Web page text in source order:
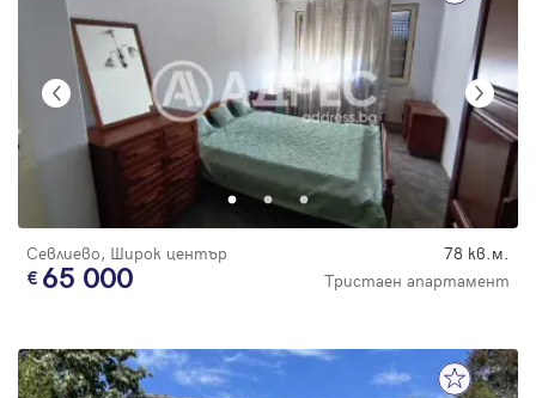
Севлиево, Широк център 78 кв.м.
65 000 Тристаен апартамент